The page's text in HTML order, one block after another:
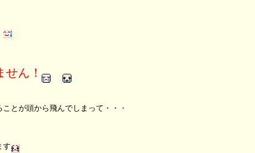
ん！
とが頭から飛んでしまって・・・
す